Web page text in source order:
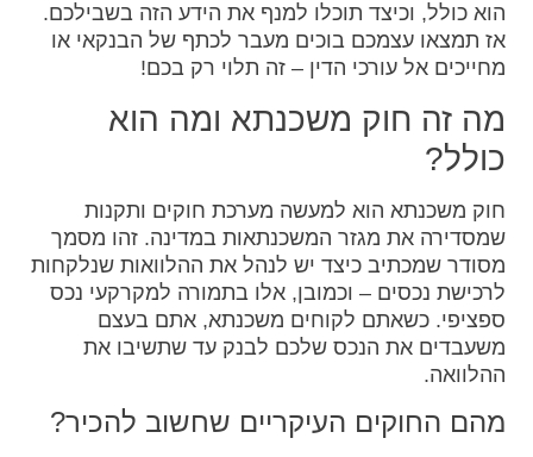
הוא כולל, וכיצד תוכלו למנף את הידע הזה בשבילכם.
אז תמצאו עצמכם בוכים מעבר לכתף של הבנקאי או
מחייכים אל עורכי הדין – זה תלוי רק בכם!
מה זה חוק משכנתא ומה הוא
כולל?
חוק משכנתא הוא למעשה מערכת חוקים ותקנות
שמסדירה את מגזר המשכנתאות במדינה. זהו מסמך
מסודר שמכתיב כיצד יש לנהל את ההלוואות שנלקחות
לרכישת נכסים – וכמובן, אלו בתמורה למקרקעי נכס
ספציפי. כשאתם לקוחים משכנתא, אתם בעצם
משעבדים את הנכס שלכם לבנק עד שתשיבו את
ההלוואה.
מהם החוקים העיקריים שחשוב להכיר?